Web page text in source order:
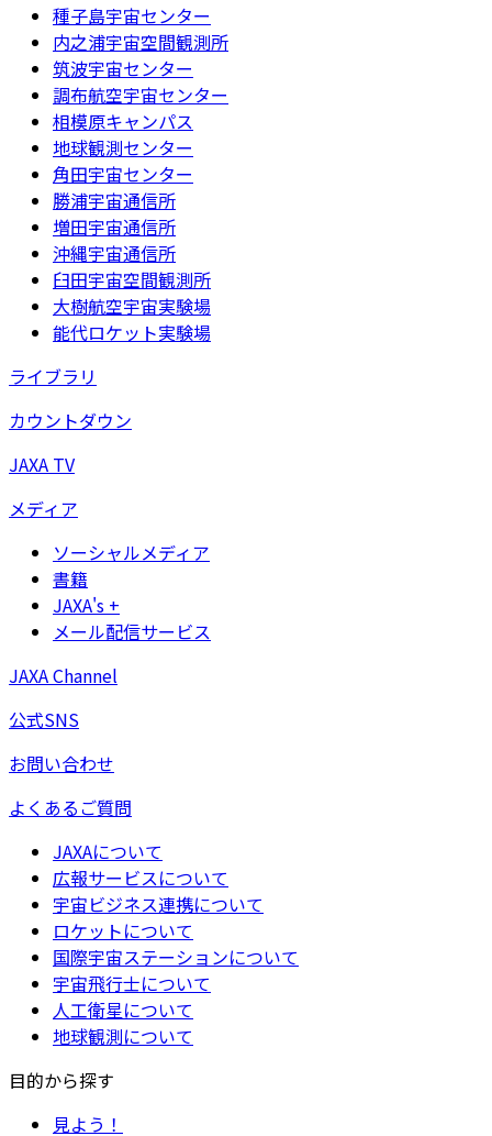
種子島宇宙センター
内之浦宇宙空間観測所
筑波宇宙センター
調布航空宇宙センター
相模原キャンパス
地球観測センター
角田宇宙センター
勝浦宇宙通信所
増田宇宙通信所
沖縄宇宙通信所
臼田宇宙空間観測所
大樹航空宇宙実験場
能代ロケット実験場
ライブラリ
カウントダウン
JAXA TV
メディア
ソーシャルメディア
書籍
JAXA's +
メール配信サービス
JAXA Channel
公式SNS
お問い合わせ
よくあるご質問
JAXAについて
広報サービスについて
宇宙ビジネス連携について
ロケットについて
国際宇宙ステーションについて
宇宙飛行士について
人工衛星について
地球観測について
目的から探す
見よう！